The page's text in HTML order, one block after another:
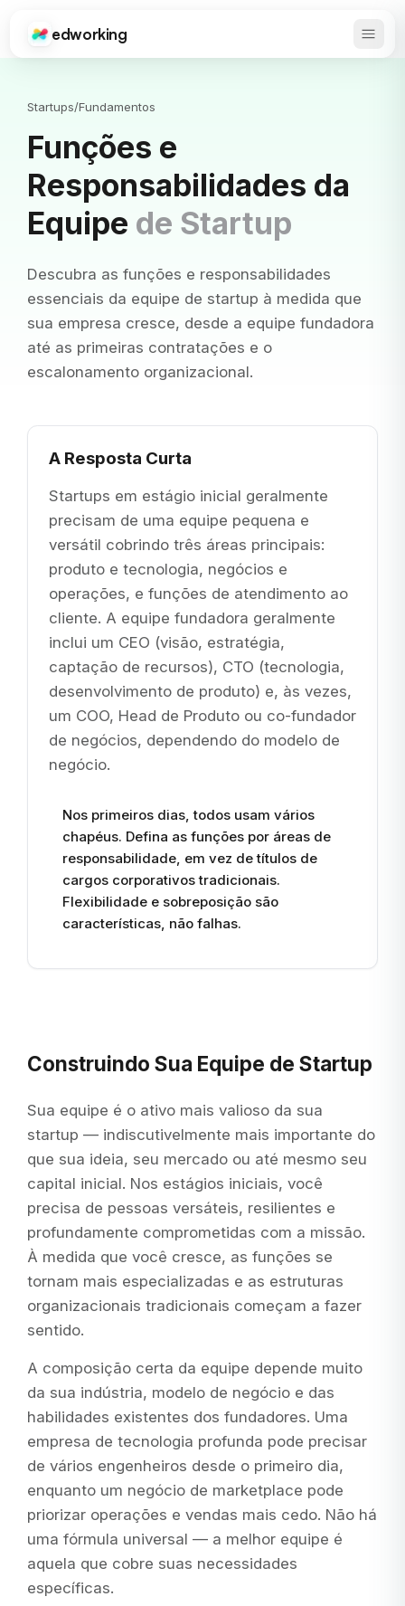
Edworking
edworking Abrir
Startups/Fundamentos
Funções e
Responsabilidades da
Equipe de Startup
Descubra as funções e responsabilidades
essenciais da equipe de startup à medida que
sua empresa cresce, desde a equipe fundadora
até as primeiras contratações e o
escalonamento organizacional.
A Resposta Curta
Startups em estágio inicial geralmente
precisam de uma equipe pequena e
versátil cobrindo três áreas principais:
produto e tecnologia, negócios e
operações, e funções de atendimento ao
cliente. A equipe fundadora geralmente
inclui um CEO (visão, estratégia,
captação de recursos), CTO (tecnologia,
desenvolvimento de produto) e, às vezes,
um COO, Head de Produto ou co-fundador
de negócios, dependendo do modelo de
negócio.
Nos primeiros dias, todos usam vários
chapéus. Defina as funções por áreas de
responsabilidade, em vez de títulos de
cargos corporativos tradicionais.
Flexibilidade e sobreposição são
características, não falhas.
Construindo Sua Equipe de Startup
Sua equipe é o ativo mais valioso da sua
startup — indiscutivelmente mais importante do
que sua ideia, seu mercado ou até mesmo seu
capital inicial. Nos estágios iniciais, você
precisa de pessoas versáteis, resilientes e
profundamente comprometidas com a missão.
À medida que você cresce, as funções se
tornam mais especializadas e as estruturas
organizacionais tradicionais começam a fazer
sentido.
A composição certa da equipe depende muito
da sua indústria, modelo de negócio e das
habilidades existentes dos fundadores. Uma
empresa de tecnologia profunda pode precisar
de vários engenheiros desde o primeiro dia,
enquanto um negócio de marketplace pode
priorizar operações e vendas mais cedo. Não há
uma fórmula universal — a melhor equipe é
aquela que cobre suas necessidades
específicas.